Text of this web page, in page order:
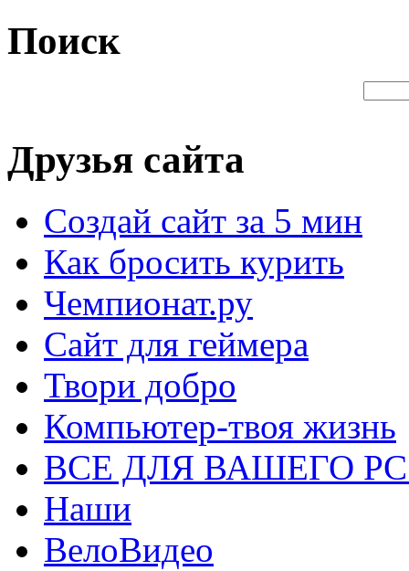
Поиск
Друзья сайта
Создай сайт за 5 мин
Как бросить курить
Чемпионат.ру
Сайт для геймера
Твори добро
Компьютер-твоя жизнь
ВСЕ ДЛЯ ВАШЕГО
Наши
ВелоВидео